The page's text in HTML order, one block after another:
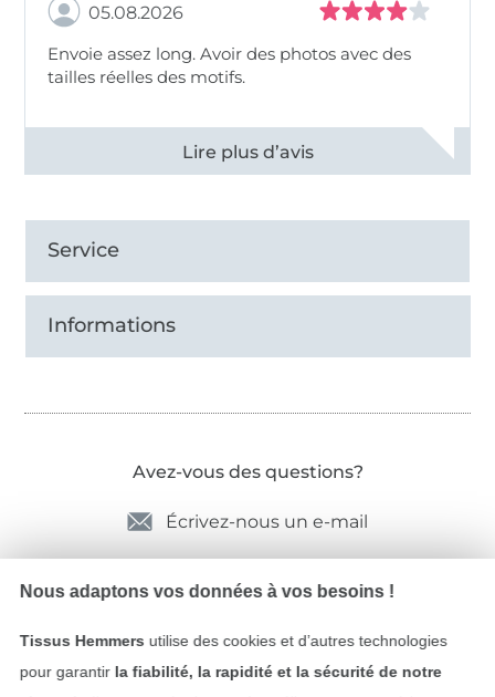
05.08.2026
Envoie assez long. Avoir des photos avec des
tailles réelles des motifs.
Voir tous les 11495 commentaires
Service
Informations
Avez-vous des questions?
Écrivez-nous un e-mail
Nous adaptons vos données à vos besoins !
Tissus Hemmers utilise des cookies et d’autres technologies
pour garantir la fiabilité, la rapidité et la sécurité de notre